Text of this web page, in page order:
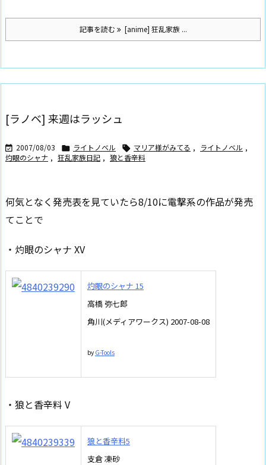
記事を読む [anime] 狂乱家族 ...
[ラノベ] 来週はラッシュ
 2007/08/03  ライトノベル  マリア様がみてる , ライトノベル ,
灼眼のシャナ , 狂乱家族日記 , 狼と香辛料
何気となく発売表を見ていたら8/10に電撃系の作品が発売
てことで
・灼眼のシャナ XV
灼眼のシャナ 15
高橋 弥七郎
角川(メディアワークス) 2007-08-08
by G-Tools
・狼と香辛料 V
狼と香辛料5
支倉 凍砂